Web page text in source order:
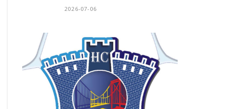
2026-07-06